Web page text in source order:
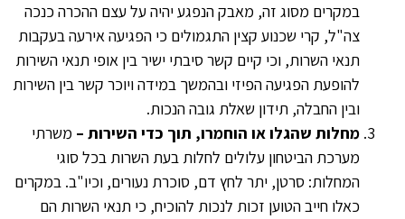
במקרים מסוג זה, מאבק הנפגע יהיה על עצם ההכרה כנכה
צה"ל, קרי שכנוע קצין התגמולים כי הפגיעה אירעה בעקבות
תנאי השרות, וכי קיים קשר סיבתי ישיר בין אופי תנאי השירות
להופעת הפגיעה הפיזי ובהמשך במידה ויוכר קשר בין השירות
ובין החבלה, תידון שאלת גובה הנכות.
מחלות שהגלו או הוחמרו, תוך כדי השירות – משרתי
מערכת הביטחון עלולים לחלות בעת השרות בכל סוגי
המחלות: סרטן, יתר לחץ דם, סוכרת נעורים, וכיו"ב. במקרים
כאלו חייב הטוען זכות לנכות להוכיח, כי תנאי השרות הם